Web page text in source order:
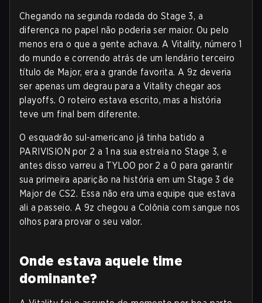
Chegando na segunda rodada do Stage 3, a
diferença no papel não poderia ser maior. Ou pelo
menos era o que a gente achava. A Vitality, número 1
do mundo e correndo atrás de um lendário terceiro
título de Major, era a grande favorita. A 9z deveria
ser apenas um degrau para a Vitality chegar aos
playoffs. O roteiro estava escrito, mas a história
teve um final bem diferente.
O esquadrão sul-americano já tinha batido a
PARIVISION por 2 a 1 na sua estreia no Stage 3, e
antes disso varreu a TYLOO por 2 a 0 para garantir
sua primeira aparição na história em um Stage 3 de
Major de CS2. Essa não era uma equipe que estava
ali a passeio. A 9z chegou a Colônia com sangue nos
olhos para provar o seu valor.
Onde estava aquele time
dominante?